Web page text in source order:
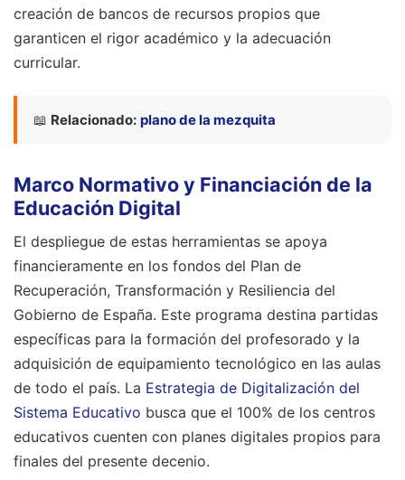
creación de bancos de recursos propios que
garanticen el rigor académico y la adecuación
curricular.
📖 Relacionado: plano de la mezquita
Marco Normativo y Financiación de la
Educación Digital
El despliegue de estas herramientas se apoya
financieramente en los fondos del Plan de
Recuperación, Transformación y Resiliencia del
Gobierno de España. Este programa destina partidas
específicas para la formación del profesorado y la
adquisición de equipamiento tecnológico en las aulas
de todo el país. La Estrategia de Digitalización del
Sistema Educativo busca que el 100% de los centros
educativos cuenten con planes digitales propios para
finales del presente decenio.